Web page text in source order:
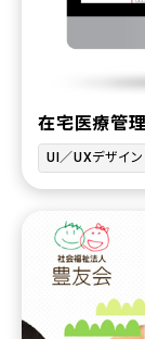
在宅医療管
UI／UXデザイン